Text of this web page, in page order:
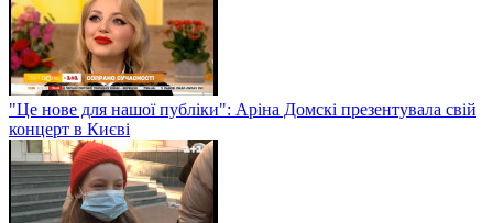
"Це нове для нашої публіки": Аріна Домскі презентувала свій
концерт в Києві